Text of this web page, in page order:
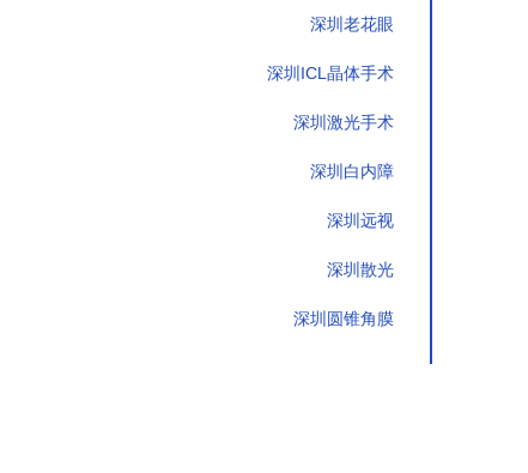
深圳老花眼
深圳ICL晶体手术
深圳激光手术
深圳白内障
深圳远视
深圳散光
深圳圆锥角膜